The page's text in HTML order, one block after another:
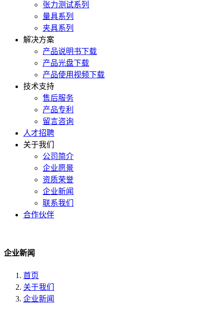
张力测试系列
量具系列
夹具系列
解决方案
产品说明书下载
产品光盘下载
产品使用视频下载
技术支持
售后服务
产品专利
留言咨询
人才招聘
关于我们
公司简介
企业愿景
资质荣誉
企业新闻
联系我们
合作伙伴
企业新闻
首页
关于我们
企业新闻